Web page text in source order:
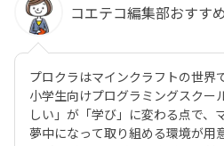
コエテコ編集部おすす
プロクラはマインクラフトの世界
小学生向けプログラミングスクー
しい」が「学び」に変わる点で、
夢中になって取り組める環境が用